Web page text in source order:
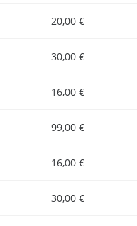
20,00 €
30,00 €
16,00 €
99,00 €
16,00 €
30,00 €